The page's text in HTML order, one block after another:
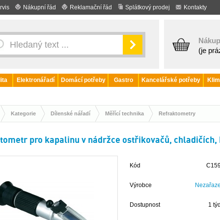
Nákupní řád Reklamační řád Splátkový prodej Kontakty
(je
Elektronářadí Domácí potřeby Gastro Kancelářské potřeby
Kategorie Dílenské nářadí Měřící technika Refraktometry
pro kapalinu v nádržce ostřikovačů,
Kód
Výrobce
Dostupnost 1